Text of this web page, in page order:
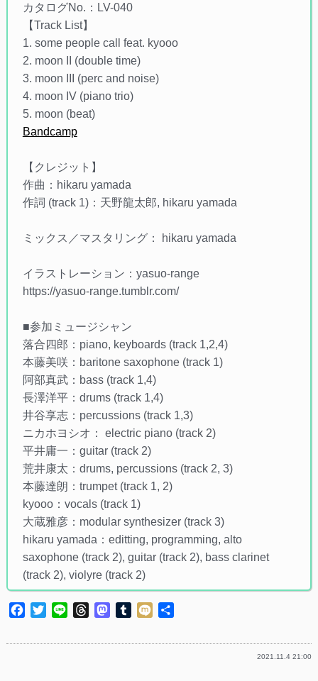
カタログNo.：LV-040
【Track List】
1. some people call feat. kyooo
2. moon II (double time)
3. moon III (perc and noise)
4. moon IV (piano trio)
5. moon (beat)
Bandcamp
【クレジット】
作曲：hikaru yamada
作詞 (track 1)：天野龍太郎, hikaru yamada
ミックス／マスタリング： hikaru yamada
イラストレーション：yasuo-range
https://yasuo-range.tumblr.com/
■参加ミュージシャン
落合四郎：piano, keyboards (track 1,2,4)
本藤美咲：baritone saxophone (track 1)
阿部真武：bass (track 1,4)
長澤洋平：drums (track 1,4)
井谷享志：percussions (track 1,3)
ニカホヨシオ： electric piano (track 2)
平井庸一：guitar (track 2)
荒井康太：drums, percussions (track 2, 3)
本藤達朗：trumpet (track 1, 2)
kyooo：vocals (track 1)
大蔵雅彦：modular synthesizer (track 3)
hikaru yamada：editting, programming, alto
saxophone (track 2), guitar (track 2), bass clarinet
(track 2), violyre (track 2)
Facebook
TwitterLine ThreadsMastodon
Tumblr
Mixi
2021.11.4 21:00